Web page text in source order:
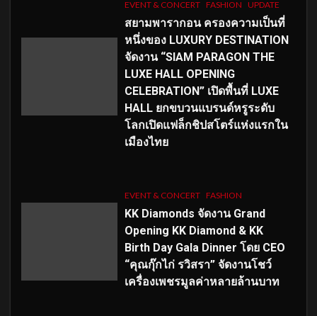
EVENT & CONCERT FASHION UPDATE
สยามพารากอน ครองความเป็นที่
หนึ่งของ LUXURY DESTINATION
จัดงาน “SIAM PARAGON THE
LUXE HALL OPENING
CELEBRATION” เปิดพื้นที่ LUXE
HALL ยกขบวนแบรนด์หรูระดับ
โลกเปิดแฟล็กชิปสโตร์แห่งแรกใน
เมืองไทย
EVENT & CONCERT FASHION
KK Diamonds จัดงาน Grand
Opening KK Diamond & KK
Birth Day Gala Dinner โดย CEO
“คุณกุ๊กไก่ รวิสรา” จัดงานโชว์
เครื่องเพชรมูลค่าหลายล้านบาท